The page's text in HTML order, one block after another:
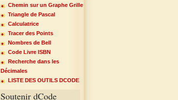
Chemin sur un Graphe Grille
Triangle de Pascal
Calculatrice
Tracer des Points
Nombres de Bell
Code Livre ISBN
Recherche dans les
Décimales
LISTE DES OUTILS DCODE
Soutenir dCode